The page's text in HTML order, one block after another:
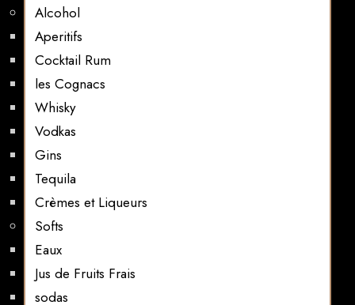
Alcohol
Aperitifs
Cocktail Rum
les Cognacs
Whisky
Vodkas
Gins
Tequila
Crèmes et Liqueurs
Softs
Eaux
Jus de Fruits Frais
sodas